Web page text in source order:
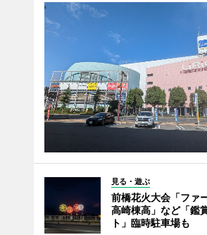
見る・遊ぶ
前橋花火大会「ファ
高崎棟高」など「鑑
ト」臨時駐車場も